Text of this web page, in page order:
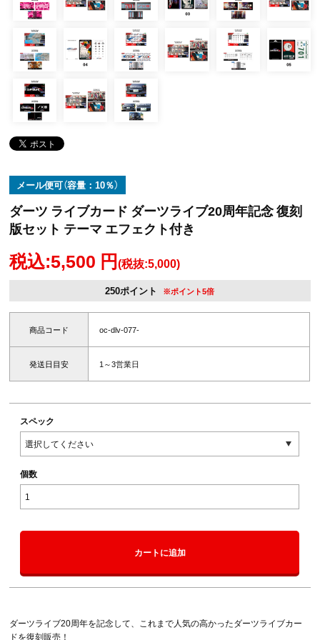
メール便可（容量：10％）
ダーツ ライブカード ダーツライブ20周年記念 復刻
版セット テーマ エフェクト付き
税込:5,500 円(税抜:5,000)
250ポイント ※ポイント5倍
商品コード oc-dlv-077-
発送日目安 1～3営業日
スペック
個数
カートに追加
ダーツライブ20周年を記念して、これまで人気の高かったダーツライブカー
ドを復刻販売！